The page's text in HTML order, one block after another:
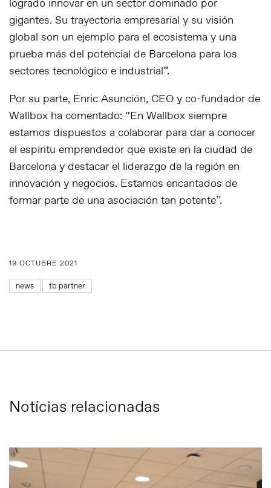
logrado innovar en un sector dominado por
gigantes. Su trayectoria empresarial y su visión
global son un ejemplo para el ecosistema y una
prueba más del potencial de Barcelona para los
sectores tecnológico e industrial”.
Por su parte, Enric Asunción, CEO y co-fundador de
Wallbox ha comentado: “En Wallbox siempre
estamos dispuestos a colaborar para dar a conocer
el espíritu emprendedor que existe en la ciudad de
Barcelona y destacar el liderazgo de la región en
innovación y negocios. Estamos encantados de
formar parte de una asociación tan potente”.
19 OCTUBRE 2021
news tb partner
Notícias relacionadas